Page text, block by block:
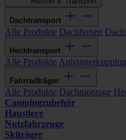
Dachtransport
Alle Produkte Dachboxen
Hecktransport
Alle Produkte
Fahrradträger
Alle Produkte Dachmontage
Campingzubehör
Haustiere
Nutzfahrzeuge
Skiträger